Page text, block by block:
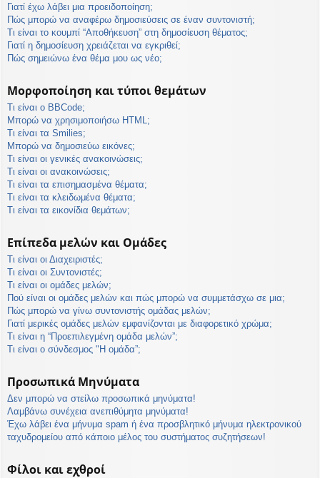
Γιατί έχω λάβει μια προειδοποίηση;
Πώς μπορώ να αναφέρω δημοσιεύσεις σε έναν συντονιστή;
Τι είναι το κουμπί “Αποθήκευση” στη δημοσίευση θέματος;
Γιατί η δημοσίευση χρειάζεται να εγκριθεί;
Πώς σημειώνω ένα θέμα μου ως νέο;
Μορφοποίηση και τύποι θεμάτων
Τι είναι ο BBCode;
Μπορώ να χρησιμοποιήσω HTML;
Τι είναι τα Smilies;
Μπορώ να δημοσιεύω εικόνες;
Τι είναι οι γενικές ανακοινώσεις;
Τι είναι οι ανακοινώσεις;
Τι είναι τα επισημασμένα θέματα;
Τι είναι τα κλειδωμένα θέματα;
Τι είναι τα εικονίδια θεμάτων;
Επίπεδα μελών και Ομάδες
Τι είναι οι Διαχειριστές;
Τι είναι οι Συντονιστές;
Τι είναι οι ομάδες μελών;
Πού είναι οι ομάδες μελών και πώς μπορώ να συμμετάσχω σε μια;
Πώς μπορώ να γίνω συντονιστής ομάδας μελών;
Γιατί μερικές ομάδες μελών εμφανίζονται με διαφορετικό χρώμα;
Τι είναι η “Προεπιλεγμένη ομάδα μελών”;
Τι είναι ο σύνδεσμος "Η ομάδα”;
Προσωπικά Μηνύματα
Δεν μπορώ να στείλω προσωπικά μηνύματα!
Λαμβάνω συνέχεια ανεπιθύμητα μηνύματα!
Έχω λάβει ένα μήνυμα spam ή ένα προσβλητικό μήνυμα ηλεκτρονικού
ταχυδρομείου από κάποιο μέλος του συστήματος συζητήσεων!
Φίλοι και εχθροί